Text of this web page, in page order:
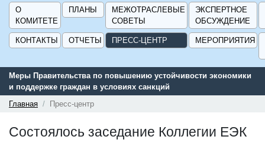
О
КОМИТЕТЕ
ПЛАНЫ
МЕЖОТРАСЛЕВЫЕ
СОВЕТЫ
ЭКСПЕРТНОЕ
ОБСУЖДЕНИЕ
КОНТАКТЫ ОТЧЕТЫ ПРЕСС-ЦЕНТР МЕРОПРИЯТИЯ
Меры Правительства по повышению устойчивости экономики
и поддержке граждан в условиях санкций
Главная Пресс-центр
Состоялось заседание Коллегии ЕЭК